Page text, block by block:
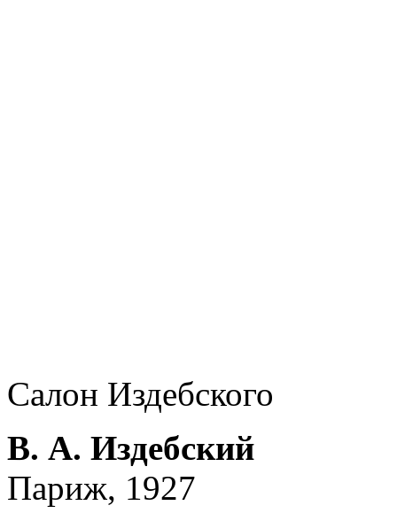
Салон Издебского
В. А. Издебский
Париж, 1927